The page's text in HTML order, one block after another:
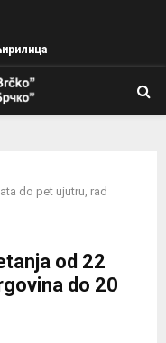
do pet ujutru, rad
od 22
do 20